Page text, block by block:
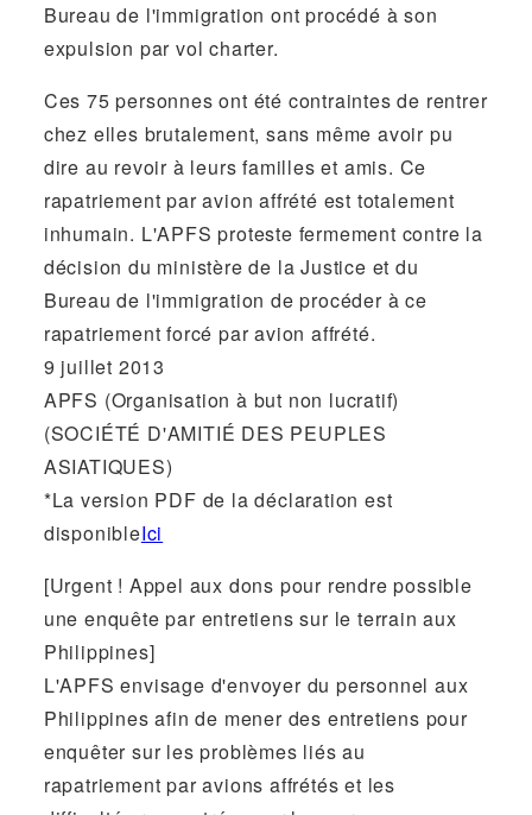
Bureau de l'immigration ont procédé à son
expulsion par vol charter.
Ces 75 personnes ont été contraintes de rentrer
chez elles brutalement, sans même avoir pu
dire au revoir à leurs familles et amis. Ce
rapatriement par avion affrété est totalement
inhumain. L'APFS proteste fermement contre la
décision du ministère de la Justice et du
Bureau de l'immigration de procéder à ce
rapatriement forcé par avion affrété.
9 juillet 2013
APFS (Organisation à but non lucratif)
(SOCIÉTÉ D'AMITIÉ DES PEUPLES
ASIATIQUES)
*La version PDF de la déclaration est
disponibleIci
[Urgent ! Appel aux dons pour rendre possible
une enquête par entretiens sur le terrain aux
Philippines]
L'APFS envisage d'envoyer du personnel aux
Philippines afin de mener des entretiens pour
enquêter sur les problèmes liés au
rapatriement par avions affrétés et les